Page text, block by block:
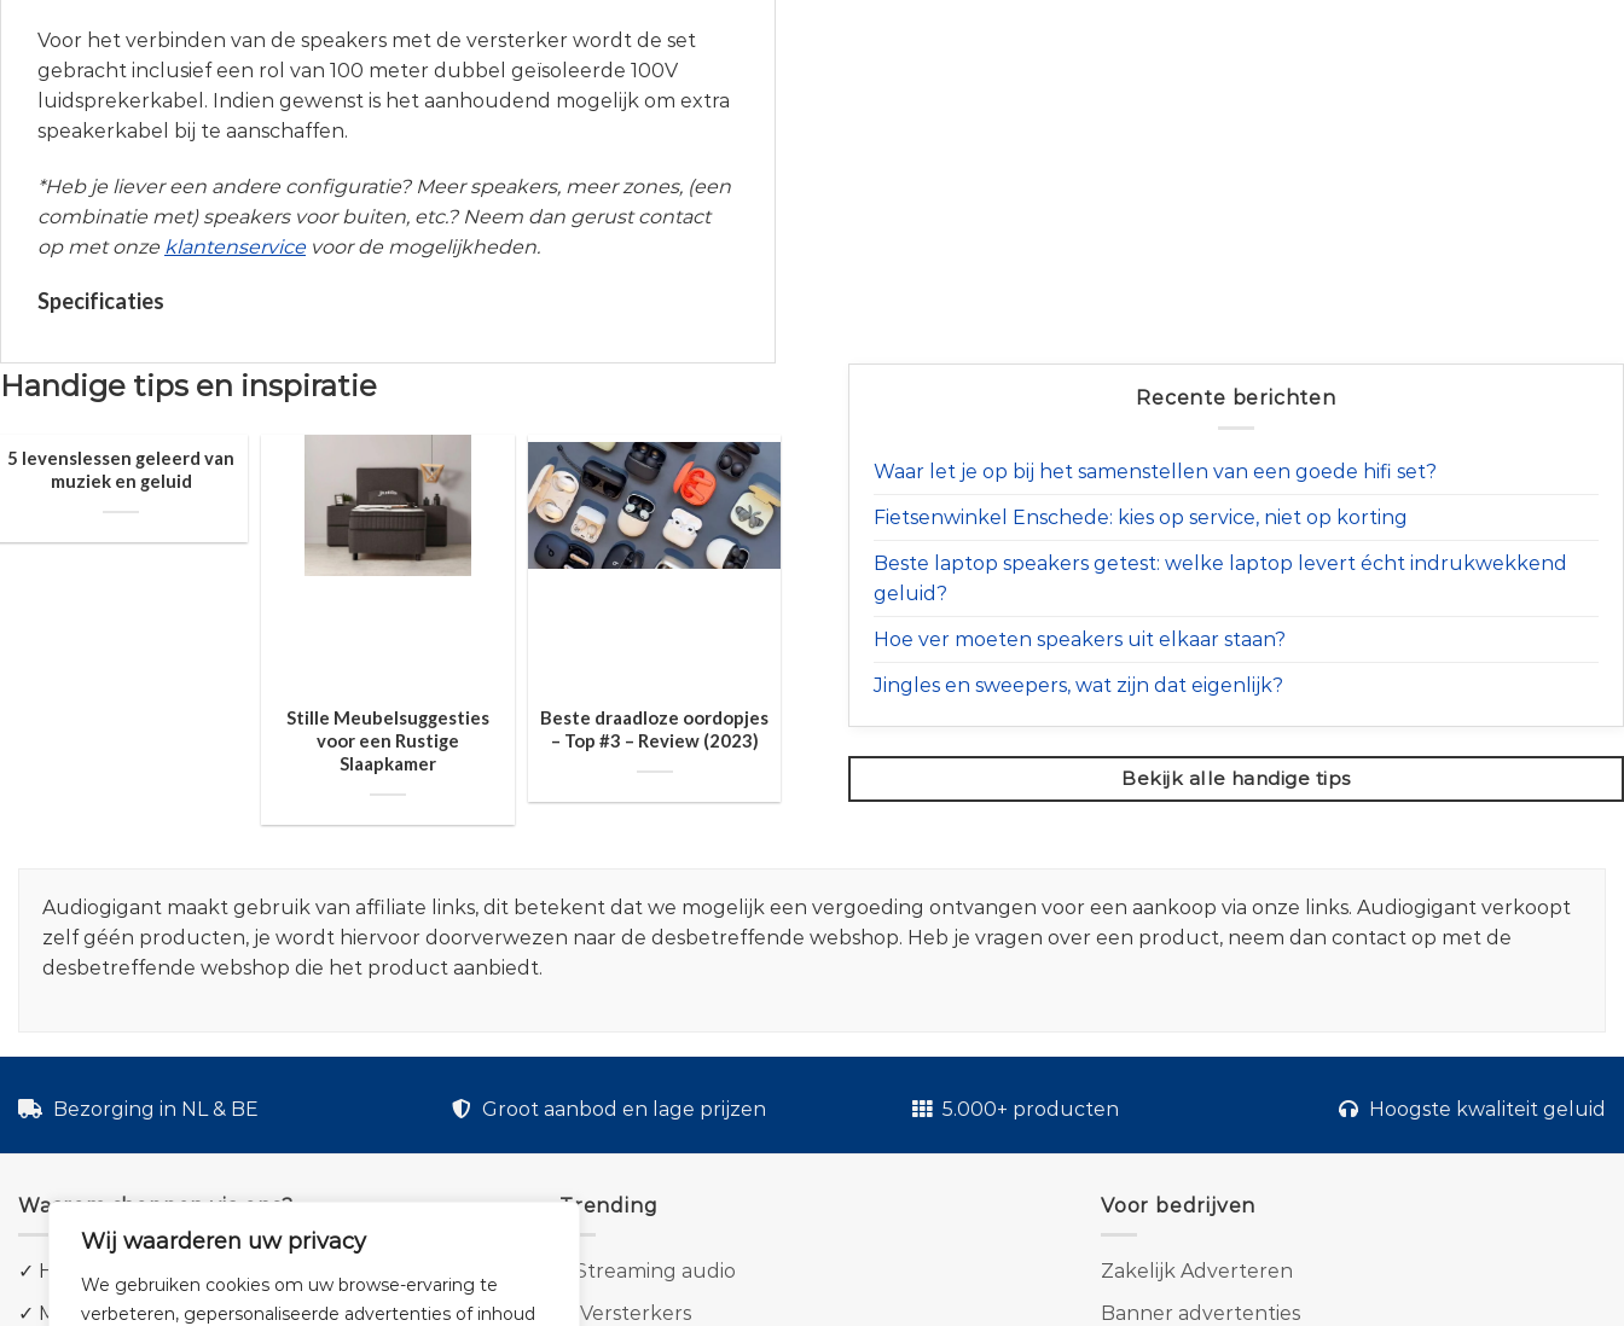
Wij waarderen uw privacy
We gebruiken cookies om uw browse-ervaring te
verbeteren, gepersonaliseerde advertenties of inhoud
Voor het verbinden van de speakers met de versterker wordt de set
gebracht inclusief een rol van 100 meter dubbel geïsoleerde 100V
luidsprekerkabel. Indien gewenst is het aanhoudend mogelijk om extra
speakerkabel bij te aanschaffen.
*Heb je liever een andere configuratie? Meer speakers, meer zones, (een
combinatie met) speakers voor buiten, etc.? Neem dan gerust contact
op met onze klantenservicevoor de mogelijkheden.
Specificaties
Handige tips en inspiratie
5 levenslessen geleerd van
muziek en geluid
Stille Meubelsuggesties
voor een Rustige
Slaapkamer
Beste draadloze oordopjes
– Top #3 – Review (2023)
Recente berichten
Waar let je op bij het samenstellen van een goede hifi set?
Fietsenwinkel Enschede: kies op service, niet op korting
Beste laptop speakers getest: welke laptop levert écht indrukwekkend
geluid?
Hoe ver moeten speakers uit elkaar staan?
Jingles en sweepers, wat zijn dat eigenlijk?
Bekijk alle handige tips
Audiogigant maakt gebruik van affiliate links, dit betekent dat we mogelijk een vergoeding ontvangen voor een aankoop via onze links. Audiogigant verkoopt
zelf géén producten, je wordt hiervoor doorverwezen naar de desbetreffende webshop. Heb je vragen over een product, neem dan contact op met de
desbetreffende webshop die het product aanbiedt.
Bezorging in NL & BE Groot aanbod en lage prijzen 5.000+ producten Hoogste kwaliteit geluid
Waarom shoppen via ons?
✓ Hoge kwaliteit geluid
✓ Meer dan 5.000 producten
Trending
Streaming audio
Versterkers
Voor bedrijven
Zakelijk Adverteren
Banner advertenties